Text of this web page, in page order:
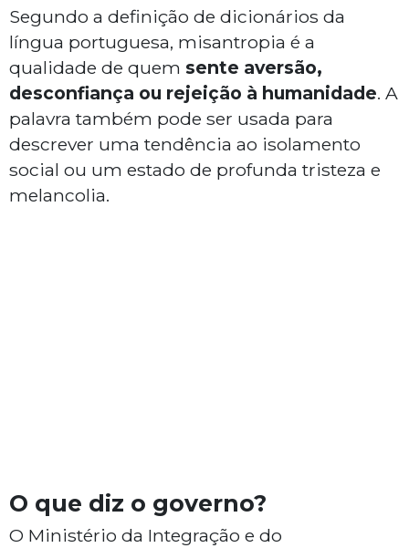
Segundo a definição de dicionários da
língua portuguesa, misantropia é a
qualidade de quem sente aversão,
desconfiança ou rejeição à humanidade. A
palavra também pode ser usada para
descrever uma tendência ao isolamento
social ou um estado de profunda tristeza e
melancolia.
O que diz o governo?
O Ministério da Integração e do